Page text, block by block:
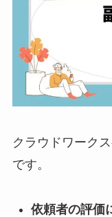
クラウドワーク
です。
依頼者の評価